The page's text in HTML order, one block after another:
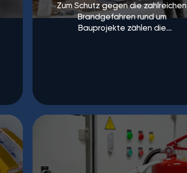
Zum Schutz gegen die zahlreichen
Brandgefahren rund um
Bauprojekte zählen die